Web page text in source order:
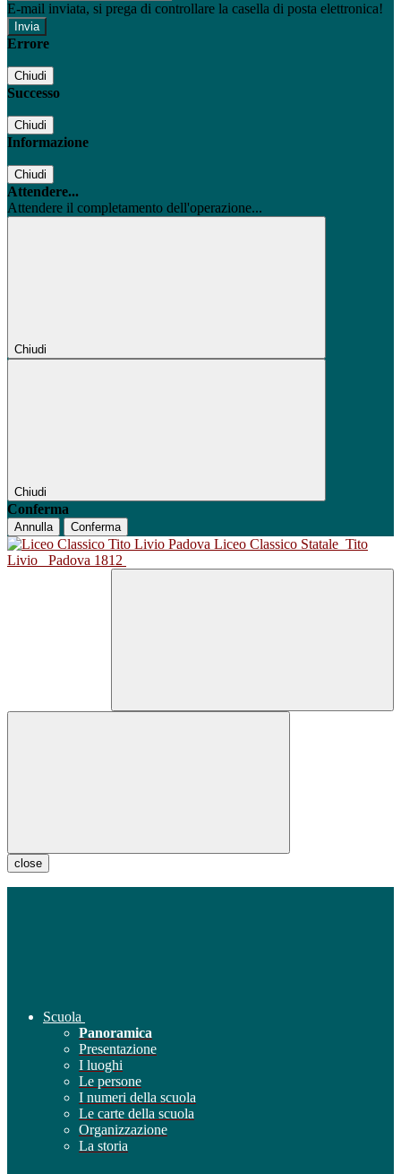
E-mail inviata, si prega di controllare la casella di posta elettronica!
Errore
Chiudi
Successo
Chiudi
Informazione
Chiudi
Attendere...
Attendere il completamento dell'operazione...
Chiudi
Chiudi
Conferma
Annulla Conferma
Liceo Classico Statale Tito
Livio
Padova 1812
close
Scuola
Panoramica
Presentazione
I luoghi
Le persone
I numeri della scuola
Le carte della scuola
Organizzazione
La storia